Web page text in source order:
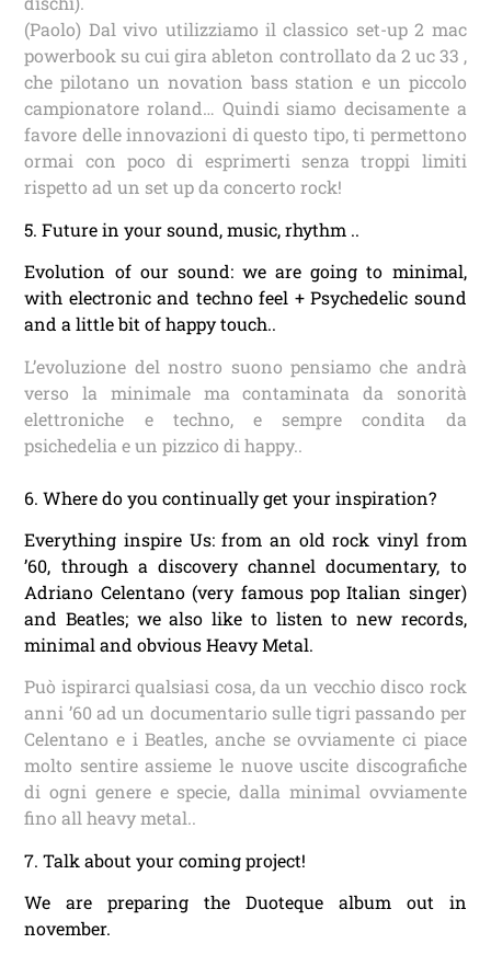
(Paolo) Dal vivo utilizziamo il classico set-up 2 mac
powerbook su cui gira ableton controllato da 2 uc 33 ,
che pilotano un novation bass station e un piccolo
campionatore roland… Quindi siamo decisamente a
favore delle innovazioni di questo tipo, ti permettono
ormai con poco di esprimerti senza troppi limiti
rispetto ad un set up da concerto rock!
5. Future in your sound, music, rhythm ..
Evolution of our sound: we are going to minimal,
with electronic and techno feel + Psychedelic sound
and a little bit of happy touch..
L’evoluzione del nostro suono pensiamo che andrà
verso la minimale ma contaminata da sonorità
elettroniche e techno, e sempre condita da
psichedelia e un pizzico di happy..
6. Where do you continually get your inspiration?
Everything inspire Us: from an old rock vinyl from
’60, through a discovery channel documentary, to
Adriano Celentano (very famous pop Italian singer)
and Beatles; we also like to listen to new records,
minimal and obvious Heavy Metal.
Può ispirarci qualsiasi cosa, da un vecchio disco rock
anni ’60 ad un documentario sulle tigri passando per
Celentano e i Beatles, anche se ovviamente ci piace
molto sentire assieme le nuove uscite discografiche
di ogni genere e specie, dalla minimal ovviamente
fino all heavy metal..
7. Talk about your coming project!
We are preparing the Duoteque album out in
november.